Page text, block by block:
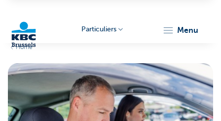
Particuliers menu
Home